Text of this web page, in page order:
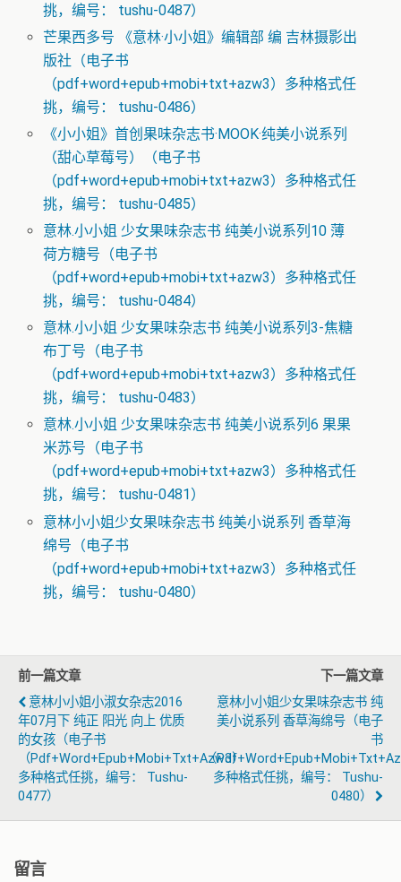
挑，编号： tushu-0487）
芒果西多号 《意林·小小姐》编辑部 编 吉林摄影出
版社（电子书
（pdf+word+epub+mobi+txt+azw3）多种格式任
挑，编号： tushu-0486）
《小小姐》首创果味杂志书·MOOK·纯美小说系列
（甜心草莓号）（电子书
（pdf+word+epub+mobi+txt+azw3）多种格式任
挑，编号： tushu-0485）
意林.小小姐 少女果味杂志书 纯美小说系列10 薄
荷方糖号（电子书
（pdf+word+epub+mobi+txt+azw3）多种格式任
挑，编号： tushu-0484）
意林.小小姐 少女果味杂志书 纯美小说系列3-焦糖
布丁号（电子书
（pdf+word+epub+mobi+txt+azw3）多种格式任
挑，编号： tushu-0483）
意林.小小姐 少女果味杂志书 纯美小说系列6 果果
米苏号（电子书
（pdf+word+epub+mobi+txt+azw3）多种格式任
挑，编号： tushu-0481）
意林小小姐少女果味杂志书 纯美小说系列 香草海
绵号（电子书
（pdf+word+epub+mobi+txt+azw3）多种格式任
挑，编号： tushu-0480）
前一篇文章
意林小小姐小淑女杂志2016
年07月下 纯正 阳光 向上 优质
的女孩（电子书
（pdf+word+epub+mobi+txt+azw3）
多种格式任挑，编号： Tushu-
0477）
下一篇文章
意林小小姐少女果味杂志书 纯
美小说系列 香草海绵号（电子
书
（
多种格式任挑，编号： Tushu-
0480）
留言